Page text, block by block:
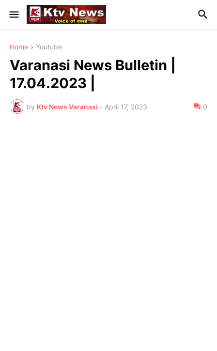
Home Youtube
Varanasi News Bulletin |
17.04.2023 |
by Ktv News Varanasi - April 17, 2023 0